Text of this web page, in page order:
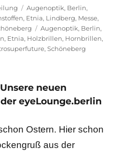
Kategorien
Augenoptik, Berlin,
, Etnia, Lindberg, Messe,
Schlagwörter
Augenoptik, Berlin,
, Etnia, Holzbrillen, Hornbrillen,
,Schöneberg
neuen
eyeLounge.berlin
Ostern. Hier schon
aus der